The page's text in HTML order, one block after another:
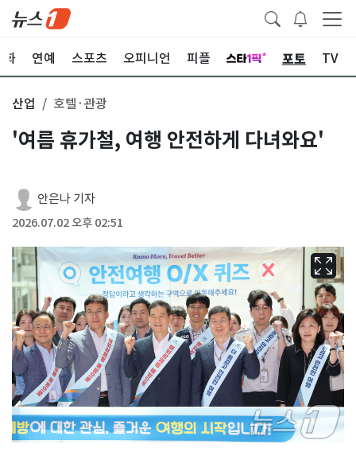
화 연예 스포츠 오피니언 피플 포토 TV
산업 호텔·관광
'여름 휴가철, 여행 안전하게 다녀와요'
안은나 기자
2026.07.02 오후 02:51